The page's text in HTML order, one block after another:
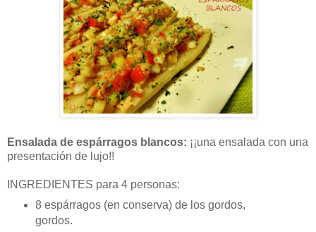
Ensalada de espárragos blancos: ¡¡una ensalada con una
presentación de lujo!!
INGREDIENTES para 4 personas:
8 espárragos (en conserva) de los gordos,
gordos.